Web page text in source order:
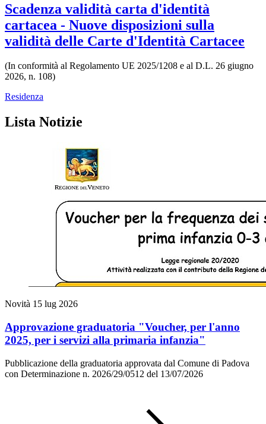
Scadenza validità carta d'identità
cartacea - Nuove disposizioni sulla
validità delle Carte d'Identità Cartacee
(In conformità al Regolamento UE 2025/1208 e al D.L. 26 giugno
2026, n. 108)
Residenza
Lista Notizie
Novità 15 lug 2026
Approvazione graduatoria "Voucher, per l'anno
2025, per i servizi alla primaria infanzia"
Pubblicazione della graduatoria approvata dal Comune di Padova
con Determinazione n. 2026/29/0512 del 13/07/2026